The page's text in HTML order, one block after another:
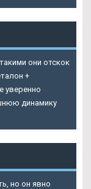
они отскок
+
уверенно
динамику
но он явно